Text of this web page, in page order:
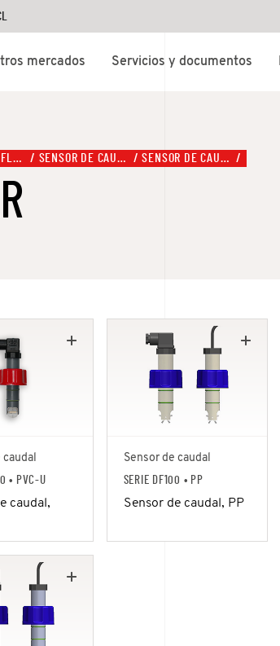
mercados Servicios y documentos
CONTROL DE FLUIDOS SENSOR DE CAUDAL SENSOR DE CAUDAL, TIPO DF100
caudal
• PVC-U
caudal,
Sensor de caudal
SERIE DF100 • PP
Sensor de caudal, PP